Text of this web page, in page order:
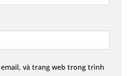
và trang web trong trình